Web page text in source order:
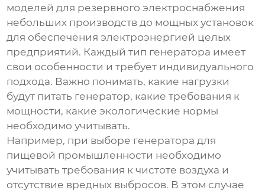
моделей для резервного электроснабжения
небольших производств до мощных установок
для обеспечения электроэнергией целых
предприятий. Каждый тип генератора имеет
свои особенности и требует индивидуального
подхода. Важно понимать, какие нагрузки
будут питать генератор, какие требования к
мощности, какие экологические нормы
необходимо учитывать.
Например, при выборе генератора для
пищевой промышленности необходимо
учитывать требования к чистоте воздуха и
отсутствие вредных выбросов. В этом случае